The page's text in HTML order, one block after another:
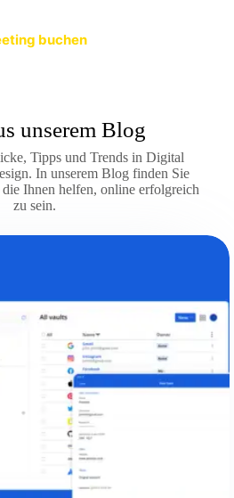
buchen
unserem Blog
Tipps und Trends in Digital
In unserem Blog finden Sie
Ihnen helfen, online erfolgreich
zu sein.